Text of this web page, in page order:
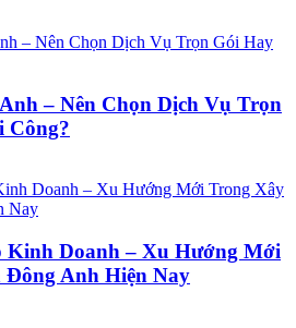
– Nên Chọn Dịch Vụ Trọn
Công?
Kinh Doanh – Xu Hướng Mới
Anh Hiện Nay